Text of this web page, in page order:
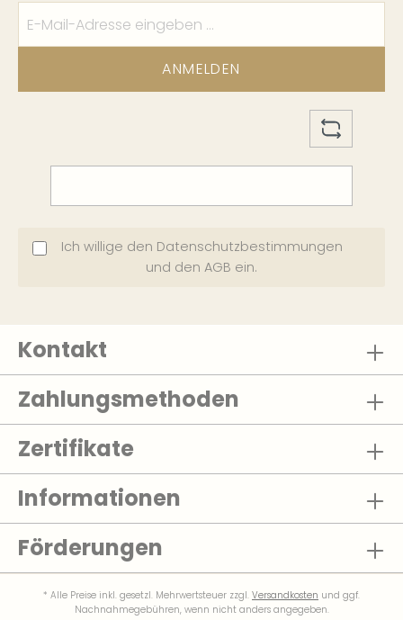
ANMELDEN
Ich willige den Datenschutzbestimmungen
und den AGB ein.
Kontakt
Zahlungsmethoden
Zertifikate
Informationen
Förderungen
* Alle Preise inkl. gesetzl. Mehrwertsteuer zzgl. Versandkosten und ggf.
Nachnahmegebühren, wenn nicht anders angegeben.